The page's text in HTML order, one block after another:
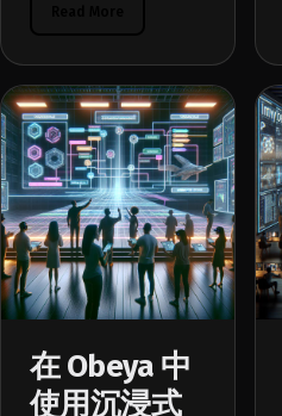
在 Obeya 中
使用沉浸式